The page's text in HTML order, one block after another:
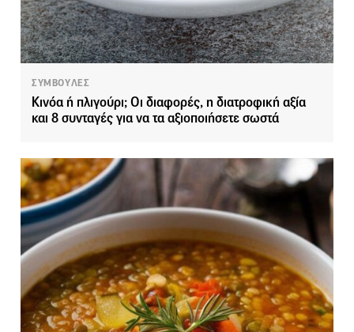
ΣΥΜΒΟΥΛΕΣ
Κινόα ή πλιγούρι; Οι διαφορές, η διατροφική αξία
και 8 συνταγές για να τα αξιοποιήσετε σωστά